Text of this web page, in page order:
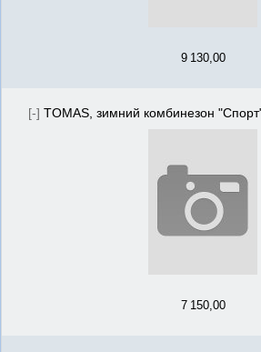
9 130,00
[-] TOMAS, зимний комбинезон
7 150,00